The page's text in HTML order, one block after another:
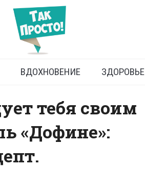
картофель
ВДОХНОВЕНИЕ ЗДОРОВЬЕ
тебя своим
«Дофине»: